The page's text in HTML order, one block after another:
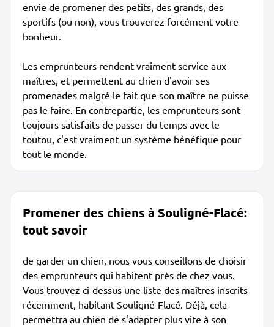
envie de promener des petits, des grands, des
sportifs (ou non), vous trouverez forcément votre
bonheur.
Les emprunteurs rendent vraiment service aux
maîtres, et permettent au chien d'avoir ses
promenades malgré le fait que son maître ne puisse
pas le faire. En contrepartie, les emprunteurs sont
toujours satisfaits de passer du temps avec le
toutou, c'est vraiment un système bénéfique pour
tout le monde.
Promener des chiens à Souligné-Flacé:
tout savoir
de garder un chien, nous vous conseillons de choisir
des emprunteurs qui habitent près de chez vous.
Vous trouvez ci-dessus une liste des maîtres inscrits
récemment, habitant Souligné-Flacé. Déjà, cela
permettra au chien de s'adapter plus vite à son